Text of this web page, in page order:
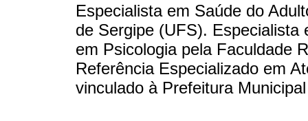
Especialista em Saúde do
de Sergipe (UFS).
em Psicologia pela Faculdade
Referência Especializado em
vinculado à Prefeitura